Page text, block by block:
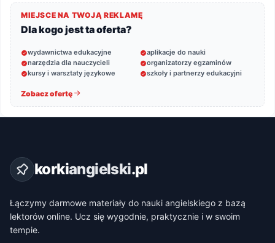
MIEJSCE NA TWOJĄ REKLAMĘ
Dla kogo jest ta oferta?
wydawnictwa edukacyjne
aplikacje do nauki
narzędzia dla nauczycieli
organizatorzy egzaminów
kursy i warsztaty językowe
szkoły i partnerzy edukacyjni
Zobacz ofertę
korkiangielski.pl
Łączymy darmowe materiały do nauki angielskiego z bazą
lektorów online. Ucz się wygodnie, praktycznie i w swoim
tempie.